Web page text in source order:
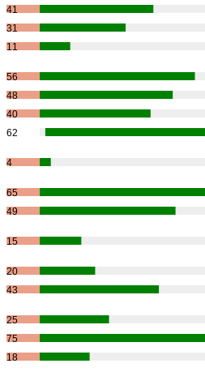
41
31
11
56
48
40
62
4
65
49
15
20
43
25
75
18